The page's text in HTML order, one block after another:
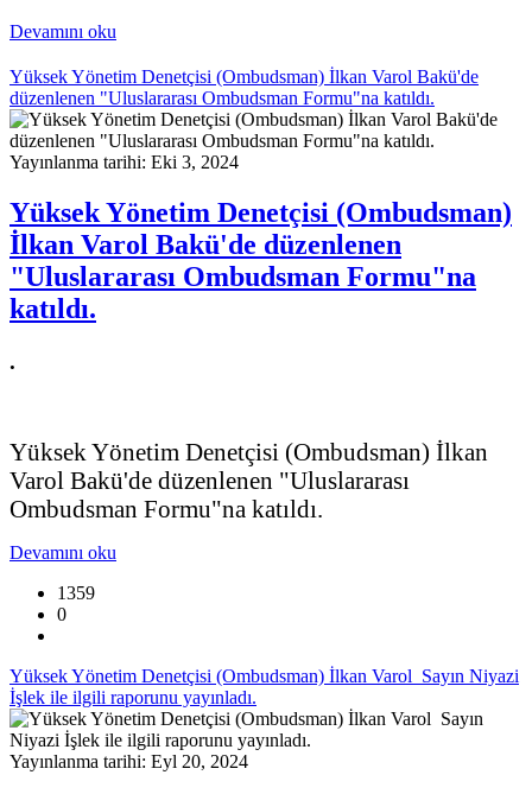
Devamını oku
Yüksek Yönetim Denetçisi (Ombudsman) İlkan Varol Bakü'de
düzenlenen "Uluslararası Ombudsman Formu"na katıldı.
Yayınlanma tarihi: Eki 3, 2024
Yüksek Yönetim Denetçisi (Ombudsman)
İlkan Varol Bakü'de düzenlenen
"Uluslararası Ombudsman Formu"na
katıldı.
.
Yüksek Yönetim Denetçisi (Ombudsman) İlkan
Varol Bakü'de düzenlenen "Uluslararası
Ombudsman Formu"na katıldı.
Devamını oku
1359
0
Yüksek Yönetim Denetçisi (Ombudsman) İlkan Varol Sayın Niyazi
İşlek ile ilgili raporunu yayınladı.
Yayınlanma tarihi: Eyl 20, 2024